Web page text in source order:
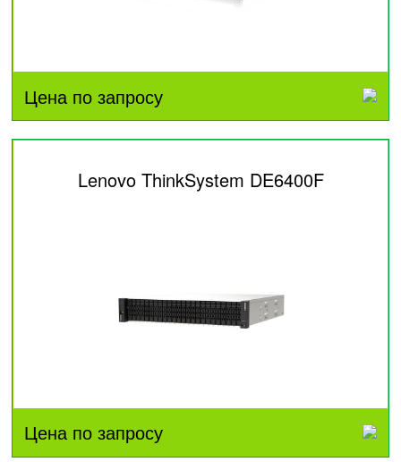
Цена по запросу
Lenovo ThinkSystem DE6400F
Цена по запросу